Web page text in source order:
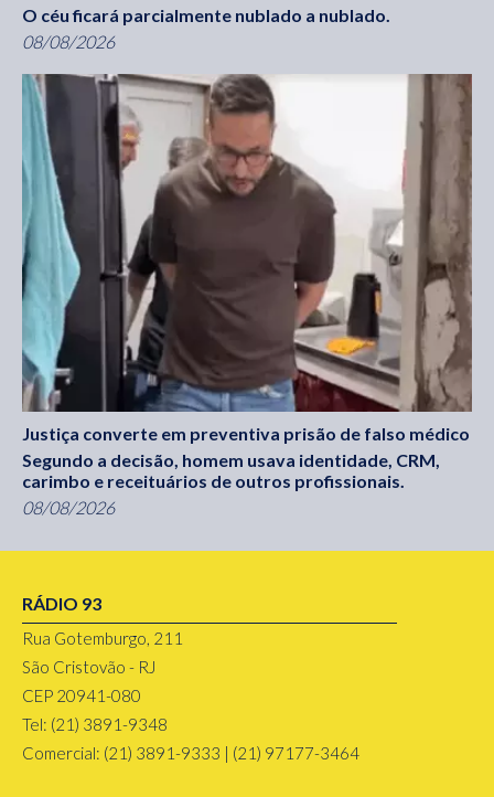
O céu ficará parcialmente nublado a nublado.
08/08/2026
Justiça converte em preventiva prisão de falso médico
Segundo a decisão, homem usava identidade, CRM,
carimbo e receituários de outros profissionais.
08/08/2026
RÁDIO 93
Rua Gotemburgo, 211
São Cristovão - RJ
CEP 20941-080
Tel: (21) 3891-9348
Comercial: (21) 3891-9333 | (21) 97177-3464